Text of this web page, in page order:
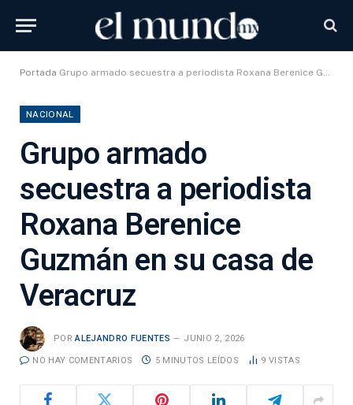
Portada Grupo armado secuestra a periodista Roxana Berenice Guzmán en su casa de Veracruz
NACIONAL
Grupo armado
secuestra a periodista
Roxana Berenice
Guzmán en su casa de
Veracruz
POR ALEJANDRO FUENTES JUNIO 2, 2026
NO HAY COMENTARIOS 5 MINUTOS LEÍDOS 9 VISTAS